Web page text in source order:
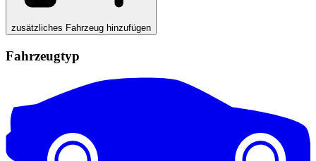
zusätzliches Fahrzeug hinzufügen
Fahrzeugtyp